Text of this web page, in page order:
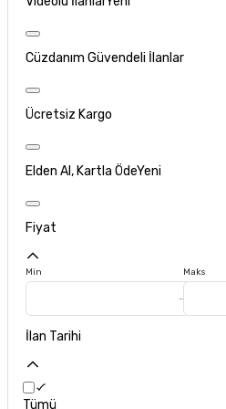
Cüzdanım Güvendeli İlanlar
Ücretsiz Kargo
Elden Al, Kartla ÖdeYeni
Fiyat
Min Maks
İlan Tarihi
Tümü